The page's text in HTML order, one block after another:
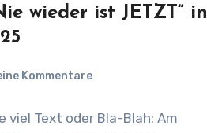
wieder ist JETZT“ in
Kommentare
viel Text oder Bla-Blah: Am